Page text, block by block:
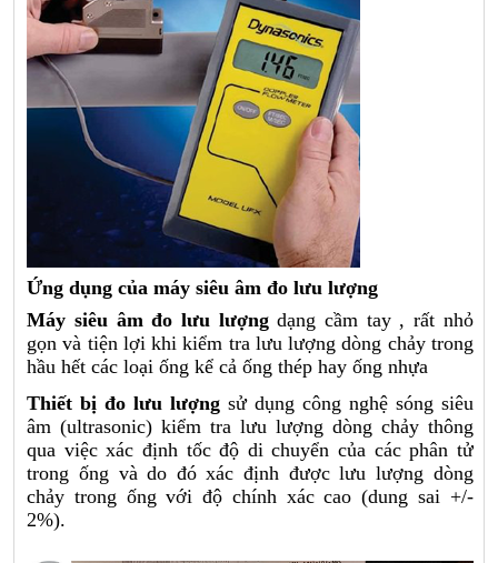
Ứng dụng củamáy siêu âm đo lưu lượng
Máy siêu âm đo lưu lượngdạng cầm tay , rất nhỏ
gọn và tiện lợi khi kiểm tra lưu lượng dòng chảy trong
hầu hết các loại ống kể cả ống thép hay ống nhựa
Thiết bị đo lưu lượng sử dụng công nghệ sóng siêu
âm (ultrasonic) kiểm tra lưu lượng dòng chảy thông
qua việc xác định tốc độ di chuyển của các phân tử
trong ống và do đó xác định được lưu lượng dòng
chảy trong ống với độ chính xác cao (dung sai +/-
2%).